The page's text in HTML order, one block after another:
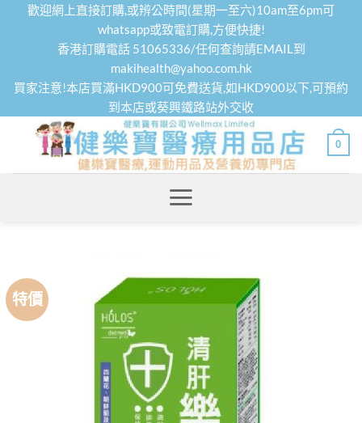
歡迎網上直接訂購,或辨公時間(星期一至六)10am至6pm可
whatsapp或致電訂購,方便快捷!
香港訂購電話 51065336/任何查詢請EMAIL到
makihealth@yahoo.com.hk
買家注意!本店買滿HKD900可免費送貨,如HKD900以下,可預約
到本店或葵興鐵路站外交收
0
特價